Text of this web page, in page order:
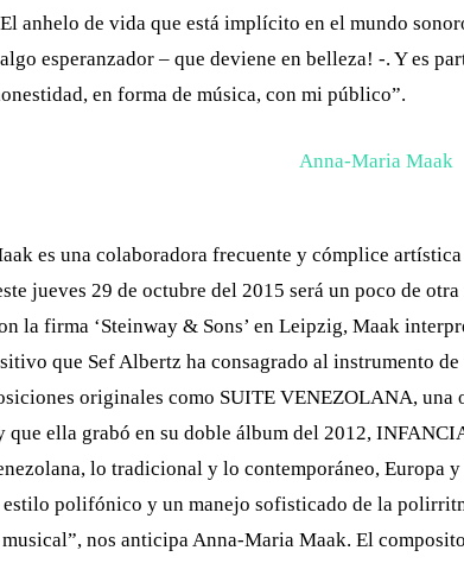
anhelo de vida que está implícito en el mundo
esperanzador – que deviene en belleza! -. Y es
en forma de música, con mi público”.
es una colaboradora frecuente y cómplice
jueves 29 de octubre del 2015 será un poco de
la firma ‘Steinway & Sons’ en Leipzig, Maak
que Sef Albertz ha consagrado al instrumento
originales como SUITE VENEZOLANA,
que ella grabó en su doble álbum del 2012,
lo tradicional y lo contemporáneo, Europa
estilo polifónico y un manejo sofisticado de la
nos anticipa Anna-Maria Maak. El